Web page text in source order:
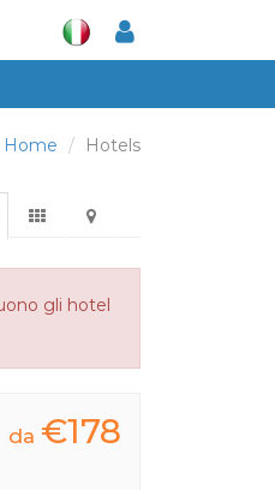
Home Hotels
gli hotel
da €178